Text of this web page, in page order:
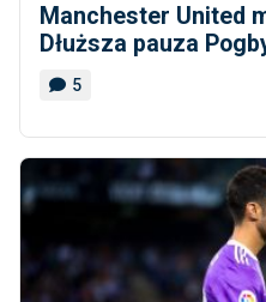
Manchester United
Dłuższa pauza
5